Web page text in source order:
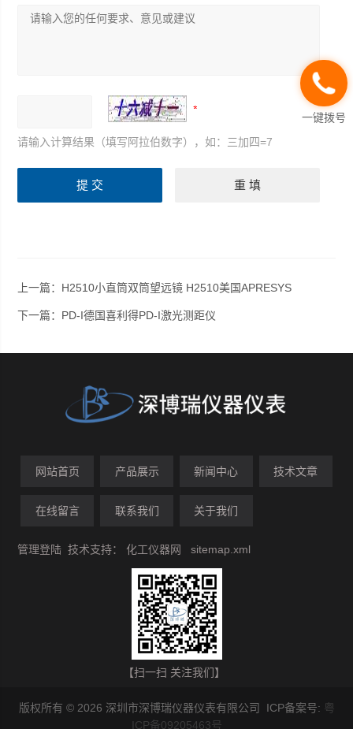
请输入计算结果（填写阿拉伯数字），如：三加四=7
上一篇： H2510小直筒双筒望远镜 H2510美国APRESYS
下一篇： PD-I德国喜利得PD-I激光测距仪
网站首页 产品展示 新闻中心 技术文章
在线留言 联系我们 关于我们
管理登陆 技术支持：化工仪器网 sitemap.xml
【扫一扫 关注我们】
版权所有 © 2026 深圳市深博瑞仪器仪表有限公司 ICP备案号: 粤
ICP备09205463号
一键拨号